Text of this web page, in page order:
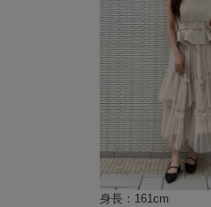
身長：161cm